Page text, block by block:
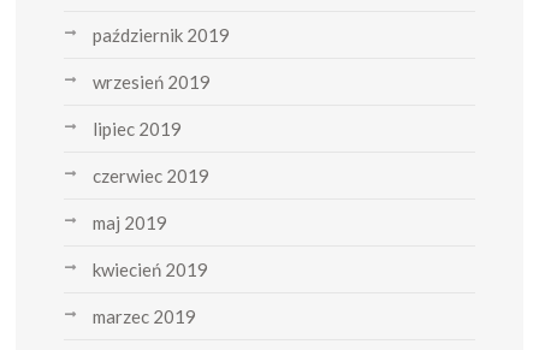
październik 2019
wrzesień 2019
lipiec 2019
czerwiec 2019
maj 2019
kwiecień 2019
marzec 2019